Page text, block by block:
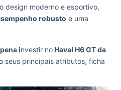
design moderno e esportivo,
robusto e uma
investir noHaval H6 GT da
seus principais atributos, ficha